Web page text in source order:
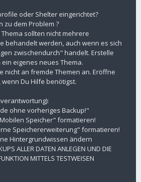
oder Shelter eingerichtet?
zu dem Problem ?
sollten nicht mehrere
behandelt werden, auch wenn es sich
zwischendurch" handelt. Erstelle
eigenes neues Thema.
nicht an fremde Themen an. Eröffne
Du Hilfe benötigst.
ohne vorheriges Backup!"
Speicher" formatieren!
Speichererweiterung" formatieren!
Hintergrundwissen ändern
ALLER DATEN ANLEGEN UND DIE
MITTELS TESTWEISEN